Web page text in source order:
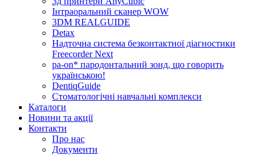
Інтраоральний сканер WOW
3DM REALGUIDE
Detax
Надточна система безконтактної діагностики
Freecorder Next
pa-on* пародонтальний зонд, що говорить
українською!
DentiqGuide
Стоматологічні навчальні комплекси
Каталоги
Новини та акції
Контакти
Про нас
Документи